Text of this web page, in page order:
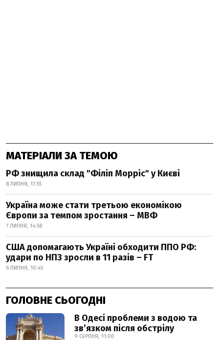
МАТЕРІАЛИ ЗА ТЕМОЮ
РФ знищила склад "Філіп Морріс" у Києві
8 ЛИПНЯ, 11:55
Україна може стати третьою економікою
Європи за темпом зростання – МВФ
7 ЛИПНЯ, 14:58
США допомагають Україні обходити ППО РФ:
удари по НПЗ зросли в 11 разів – FT
6 ЛИПНЯ, 10:45
ГОЛОВНЕ СЬОГОДНІ
В Одесі проблеми з водою та
звʼязком після обстрілу
9 СЕРПНЯ, 11:00